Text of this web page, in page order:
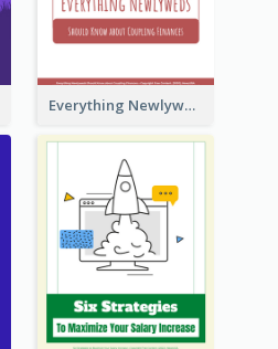
Everything Newlyweds Should Know about Coupling Finances